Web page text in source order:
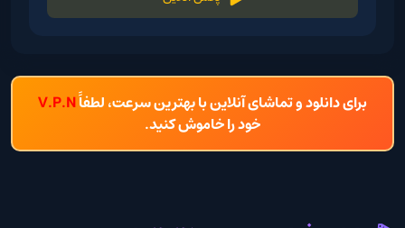
برای دانلود و تماشای آنلاین با بهترین سرعت، لطفاًV.P.N
خود را خاموش کنید.